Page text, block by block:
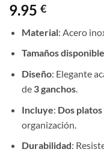
9.95 €
Material: Acero
Tamaños
Diseño: Elegante
de 3 ganchos.
Incluye: Dos
organización.
Durabilidad: